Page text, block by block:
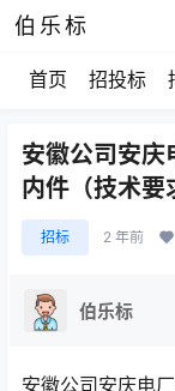
伯乐标
首页 招投标
安徽公司安庆
内件（技术要
招标 2 年前
伯乐标
安徽公司安庆电